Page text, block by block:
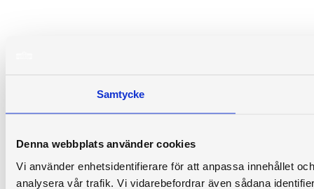
Samtycke
Denna webbplats använder cookies
Vi använder enhetsidentifierare för att anpassa innehållet
analysera vår trafik. Vi vidarebefordrar även sådana